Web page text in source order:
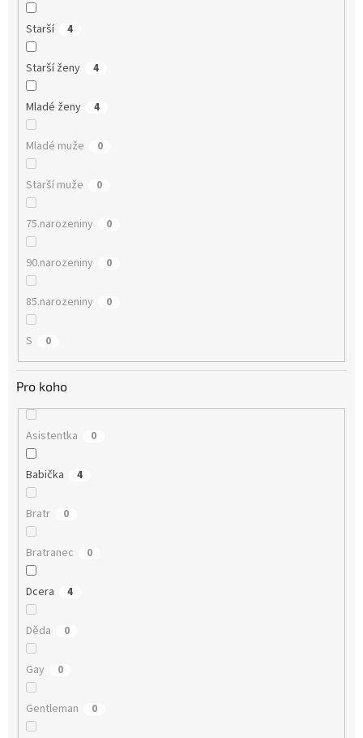
Starší 4
Starší ženy 4
Mladé ženy 4
Mladé muže 0
Starší muže 0
75.narozeniny 0
90.narozeniny 0
85.narozeniny 0
S 0
Pro koho
Asistentka 0
Babička 4
Bratr 0
Bratranec 0
Dcera 4
Děda 0
Gay 0
Gentleman 0